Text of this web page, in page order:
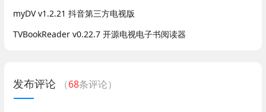
myDV v1.2.21 抖音第三方电视版
TVBookReader v0.22.7 开源电视电子书阅读器
发布评论 （68条评论）